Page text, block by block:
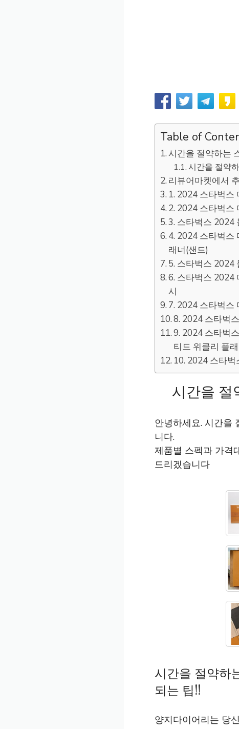
Table of
시간을 절약하는
시간을 절약
리뷰어마켓에서
1. 2024 스타벅스
2. 2024 스타벅스
3. 스타벅스 2024
4. 2024 스타벅스
래너(샌드)
5. 스타벅스 2024
6. 스타벅스 2024
시
7. 2024 스타벅스
8. 2024 스타벅
9. 2024 스타벅
티드 위클리 플
10. 2024 스타벅
시간을 절
안녕하세요. 시간을
니다.
제품별 스펙과 가격
드리겠습니다
시간을 절약하
되는 팁!!
양지다이어리는 당